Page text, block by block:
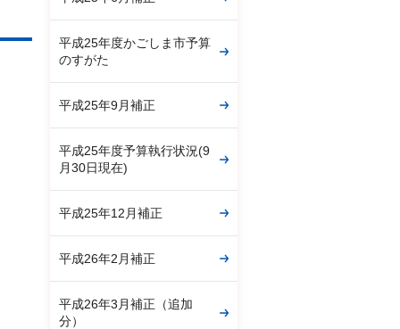
平成25年度かごしま市予算
のすがた
平成25年9月補正
平成25年度予算執行状況(9
月30日現在)
平成25年12月補正
平成26年2月補正
平成26年3月補正（追加
分）